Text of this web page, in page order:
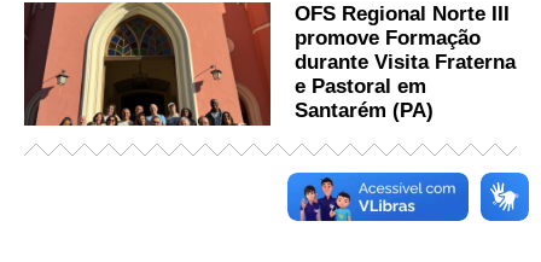
OFS Regional Norte III
promove Formação
durante Visita Fraterna
e Pastoral em
Santarém (PA)